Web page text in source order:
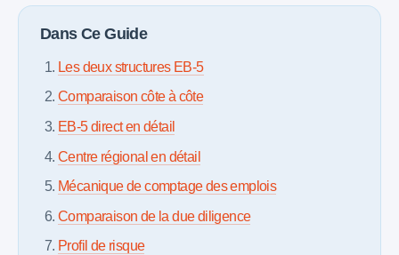
Dans Ce Guide
Les deux structures EB-5
Comparaison côte à côte
EB-5 direct en détail
Centre régional en détail
Mécanique de comptage des emplois
Comparaison de la due diligence
Profil de risque